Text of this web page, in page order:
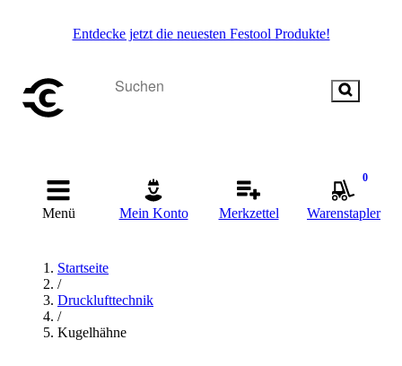
Entdecke jetzt die neuesten Festool Produkte!
Menü Mein Konto Merkzettel
0
Warenstapler
Startseite
/
Drucklufttechnik
/
Kugelhähne